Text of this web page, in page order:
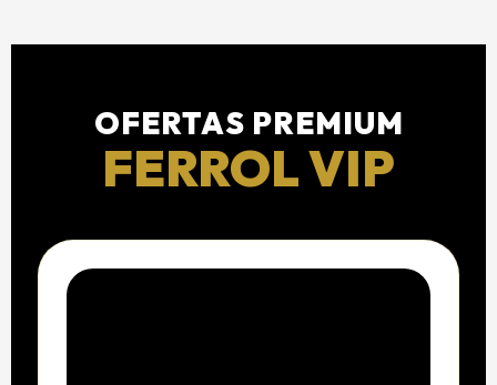
OFERTAS PREMIUM
FERROL VIP